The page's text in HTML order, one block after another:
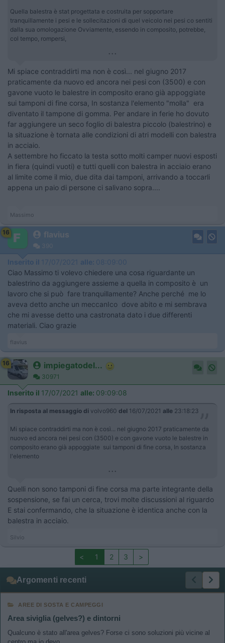
Quella balestra è stat progettata e costruita per sopportare
tranquillamente i pesi e le sollecitazioni di quel veicolo nei pesi co sentiti
dalla sua omologazione Ovviamente, essendo in composito, potrebbe,
col tempo, rompersi,
...
Mi spiace contraddirti ma non è così... nel giugno 2017
praticamente da nuovo ed ancora nei pesi con (3500) e con
gavone vuoto le balestre in composito erano già appoggiate
sui tamponi di fine corsa, In sostanza l'elemento "molla" era
diventato il tampone di gomma. Per andare in ferie ho dovuto
far aggiungere un seco foglio di balestra piccolo (balestrino) e
la situazione è tornata alle condizioni di atri modelli con balestra
in acciaio.
A settembre ho ficcato la testa sotto molti camper nuovi esposti
in fiera (quindi vuoti) e tutti quelli con balestra in acciaio erano
al limite come il mio, due dita dai tamponi, arrivando a toccarli
appena un paio di persone ci salivano sopra....
Massimo
16 flavius
390
Inserito il 17/07/2021 alle: 08:09:00
Ciao Massimo ti volevo chiedere una cosa riguardante un
balestrino da aggiungere assieme a quella in composito è un
lavoro che si può fare tranquillamente? Anche perché me lo
aveva detto anche un meccanIco dove abito e mi sembrava
che mi avesse detto una castronata dato i due differenti
materiali. Ciao grazie
flavius
16 impiegatodel...
30971
Inserito il 17/07/2021 alle: 09:09:08
In risposta al messaggio di volvo960 del 16/07/2021 alle 23:18:23
Mi spiace contraddirti ma non è così... nel giugno 2017 praticamente da
nuovo ed ancora nei pesi con (3500) e con gavone vuoto le balestre in
composito erano già appoggiate sui tamponi di fine corsa, In sostanza
l'elemento
...
Quelli non sono tamponi di fine corsa ma parte integrante della
sospensione, se fai un cerca, trovi molte discussioni al riguardo
E stai confermando, che la situazione è identica anche con la
balestra in acciaio.
Silvio
< 1 2 3 >
Argomenti recenti
AREE DI SOSTA E CAMPEGGI
Area siviglia (gelves?) e dintorni
Qualcuno è stato all'area gelves? Forse ci sono soluzioni più vicine al